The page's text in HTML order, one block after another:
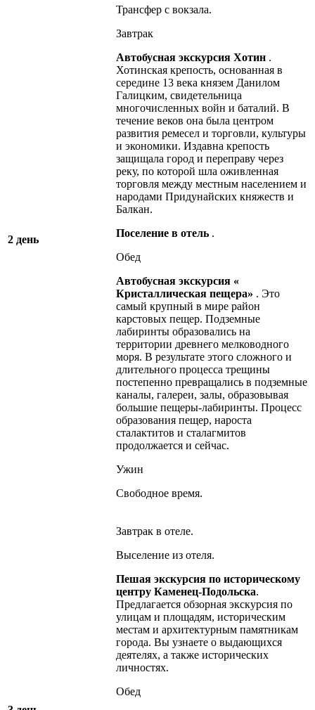
2 день
Трансфер с вокзала.
Завтрак
Автобусная экскурсия Хотин .
Хотинская крепость, основанная в
середине 13 века князем Данилом
Галицким, свидетельница
многочисленных войн и баталий. В
течение веков она была центром
развития ремесел и торговли, культуры
и экономики. Издавна крепость
защищала город и переправу через
реку, по которой шла оживленная
торговля между местным населением и
народами Придунайских княжеств и
Балкан.
Поселение в отель .
Обед
Автобусная экскурсия «
Кристаллическая пещера» . Это
самый крупный в мире район
карстовых пещер. Подземные
лабиринты образовались на
территории древнего мелководного
моря. В результате этого сложного и
длительного процесса трещины
постепенно превращались в подземные
каналы, галереи, залы, образовывая
большие пещеры-лабиринты. Процесс
образования пещер, нароста
сталактитов и сталагмитов
продолжается и сейчас.
Ужин
Свободное время.
Завтрак в отеле.
Выселение из отеля.
Пешая экскурсия по историческому
центру Каменец-Подольска.
Предлагается обзорная экскурсия по
улицам и площадям, историческим
местам и архитектурным памятникам
города. Вы узнаете о выдающихся
деятелях, а также исторических
личностях.
Обед